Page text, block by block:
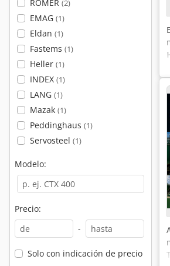
ROMER (2)
EMAG (1)
Eldan (1)
Fastems (1)
Heller (1)
INDEX (1)
LANG (1)
Mazak (1)
Peddinghaus (1)
Servosteel (1)
Modelo:
Precio:
-
Solo con indicación de precio